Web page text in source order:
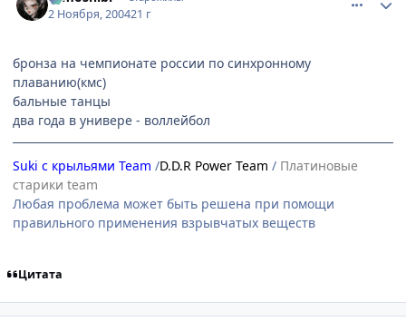
2 Ноября, 200421 г
бронза на чемпионате россии по синхронному
плаванию(кмс)
бальные танцы
два года в универе - воллейбол
Suki с крыльями Team /D.D.R Power Team / Платиновые
старики team
Любая проблема может быть решена при помощи
правильного применения взрывчатых веществ
Цитата